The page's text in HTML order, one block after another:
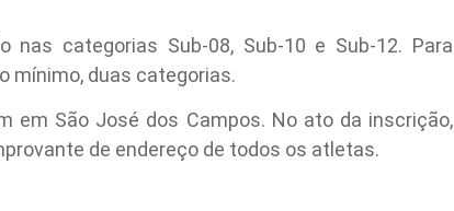
categorias Sub-08, Sub-10 e Sub-12. Para
mínimo, duas categorias.
em São José dos Campos. No ato da inscrição,
de endereço de todos os atletas.